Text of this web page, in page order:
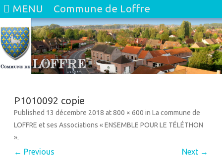
MENU Commune de Loffre
P1010092 copie
Published 13 décembre 2018 at800 × 600 in La commune de
LOFFRE et ses Associations « ENSEMBLE POUR LE TÉLÉTHON
».
← Previous Next →